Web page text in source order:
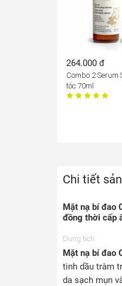
264.000 đ
Combo 2 Serum
tóc 70ml
Chi tiết
Mặt nạ bí đao
đồng thời cấp
Dung tích:
Mặt nạ bí đao
tinh dầu tràm
da sạch mụn